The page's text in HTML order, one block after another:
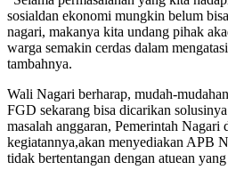
sosialdan ekonomi mungkin belum
nagari, makanya kita undang pihak
warga semakin cerdas dalam
tambahnya.
Wali Nagari berharap, mudah-
FGD sekarang bisa dicarikan
masalah anggaran, Pemerintah Nagari
kegiatannya,akan menyediakan APB
tidak bertentangan dengan atuean